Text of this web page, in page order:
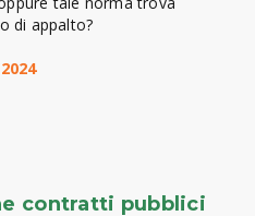
di appalto?
contratti pubblici